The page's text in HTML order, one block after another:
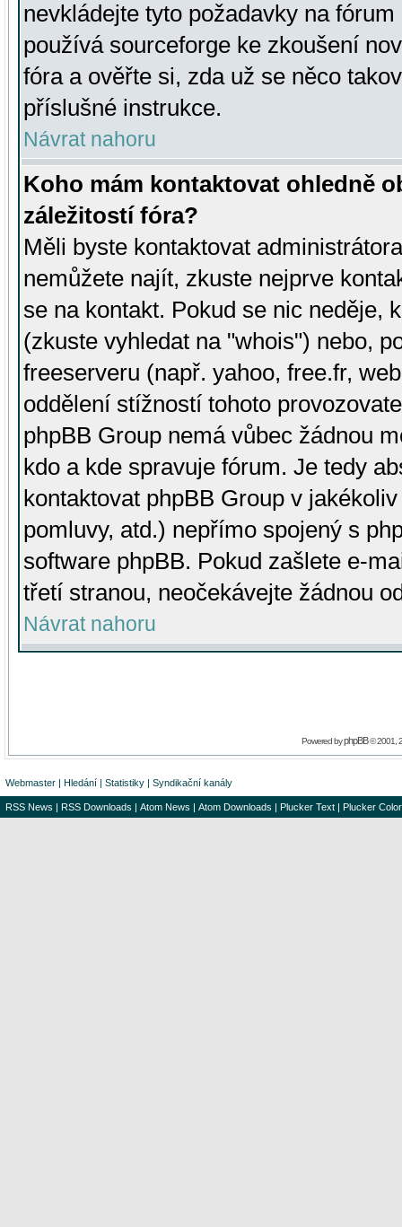
nevkládejte tyto požadavky na
používá sourceforge ke zkoušení
fóra a ověřte si, zda už se něco
příslušné instrukce.
Návrat nahoru
Koho mám kontaktovat ohledně
záležitostí fóra?
Měli byste kontaktovat
nemůžete najít, zkuste nejprve
se na kontakt. Pokud se nic neděje,
(zkuste vyhledat na "whois") nebo,
freeserveru (např. yahoo, free.fr,
oddělení stížností tohoto
phpBB Group nemá vůbec žádnou
kdo a kde spravuje fórum. Je tedy
kontaktovat phpBB Group v
pomluvy, atd.) nepřímo spojený s
software phpBB. Pokud zašlete e-
třetí stranou, neočekávejte žádnou
Návrat nahoru
Powered byphpBB© 2001,
Webmaster | Hledání | Statistiky | Syndikační kanály
RSS News | RSS Downloads | Atom News | Atom Downloads | Plucker Text | Plucker Color